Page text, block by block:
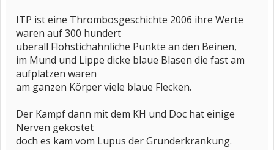
ITP ist eine Thrombosgeschichte 2006 ihre Werte
waren auf 300 hundert
überall Flohstichähnliche Punkte an den Beinen,
im Mund und Lippe dicke blaue Blasen die fast am
aufplatzen waren
am ganzen Körper viele blaue Flecken.
Der Kampf dann mit dem KH und Doc hat einige
Nerven gekostet
doch es kam vom Lupus der Grunderkrankung.